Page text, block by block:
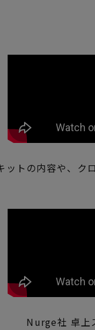
ットの内容や、ク
Nurge社 卓上